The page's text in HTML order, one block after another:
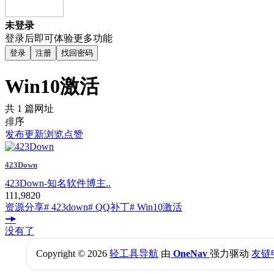
未登录
登录后即可体验更多功能
登录 注册 找回密码
Win10激活
共 1 篇网址
排序
发布更新浏览点赞
423Down
423Down-知名软件博主..
111,9820
资源分享# 423down# QQ补丁# Win10激活
没有了
Copyright © 2026 轻工具导航 由 OneNav 强力驱动 友链